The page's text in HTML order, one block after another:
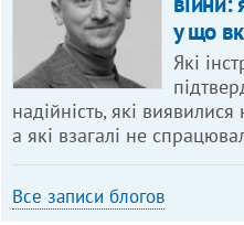
у що
Які
надійність, які
а які взагалі не
Все записи блогов